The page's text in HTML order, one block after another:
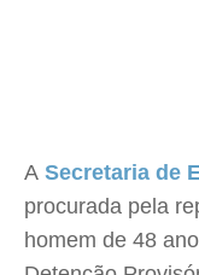
A Secretaria de
procurada pela
homem de 48